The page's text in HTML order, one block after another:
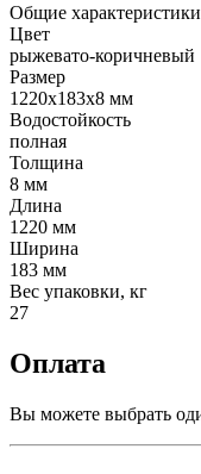
Общие характеристики
Цвет
рыжевато-коричневый
Размер
1220x183x8 мм
Водостойкость
полная
Толщина
8 мм
Длина
1220 мм
Ширина
183 мм
Вес упаковки, кг
27
Оплата
Вы можете выбрать